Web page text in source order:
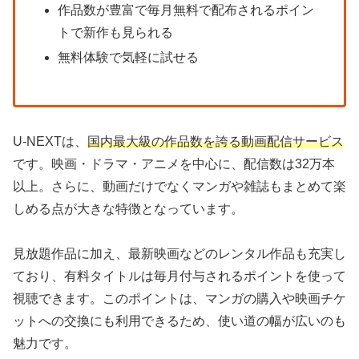
作品数が豊富で毎月無料で配布されるポイン
トで新作も見られる
無料体験で気軽に試せる
U-NEXTは、 国内最大級の作品数を誇る動画配信サービス
です。映画・ドラマ・アニメを中心に、配信数は32万本
以上。さらに、動画だけでなくマンガや雑誌もまとめて楽
しめる点が大きな特徴となっています。
見放題作品に加え、最新映画などのレンタル作品も充実し
ており、有料タイトルは毎月付与されるポイントを使って
視聴できます。このポイントは、マンガの購入や映画チケ
ットへの交換にも利用できるため、使い道の幅が広いのも
魅力です。